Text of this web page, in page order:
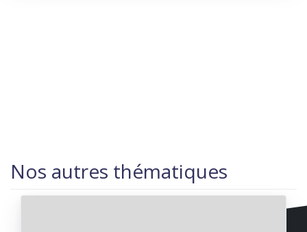
Nos autres thématiques